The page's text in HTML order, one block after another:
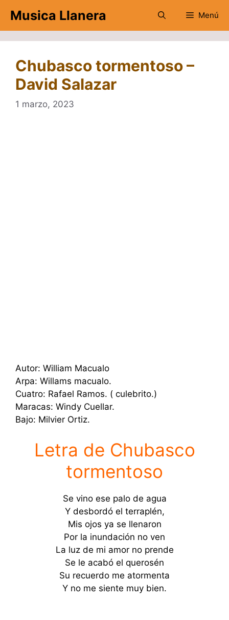
contenido
Musica Llanera Menú
Chubasco tormentoso –
David Salazar
1 marzo, 2023
Autor: William Macualo
Arpa: Willams macualo.
Cuatro: Rafael Ramos. ( culebrito.)
Maracas: Windy Cuellar.
Bajo: Milvier Ortiz.
Letra de Chubasco
tormentoso
Se vino ese palo de agua
Y desbordó el terraplén,
Mis ojos ya se llenaron
Por la inundación no ven
La luz de mi amor no prende
Se le acabó el querosén
Su recuerdo me atormenta
Y no me siente muy bien.